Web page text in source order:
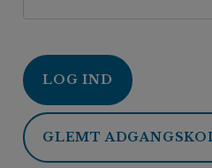
LOG IND
GLEMT